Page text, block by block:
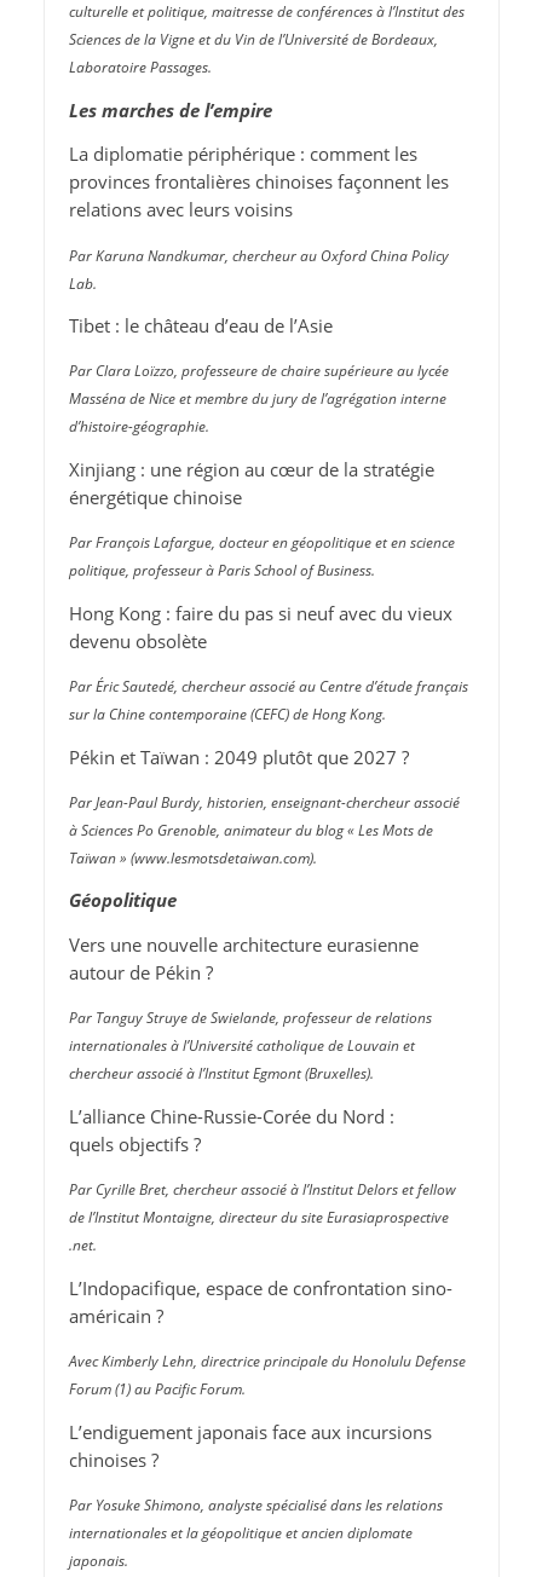
culturelle et politique, maitresse de conférences à l’Institut des
Sciences de la Vigne et du Vin de l’Université de Bordeaux,
Laboratoire Passages.
Les marches de l’empire
La diplomatie périphérique : comment les
provinces frontalières chinoises façonnent les
relations avec leurs voisins
Par Karuna Nandkumar, chercheur au Oxford China Policy
Lab.
Tibet : le château d’eau de l’Asie
Par Clara Loïzzo, professeure de chaire supérieure au lycée
Masséna de Nice et membre du jury de l’agrégation interne
d’histoire-géographie.
Xinjiang : une région au cœur de la stratégie
énergétique chinoise
Par François Lafargue, docteur en géopolitique et en science
politique, professeur à Paris School of Business.
Hong Kong : faire du pas si neuf avec du vieux
devenu obsolète
Par Éric Sautedé, chercheur associé au Centre d’étude français
sur la Chine contemporaine (CEFC) de Hong Kong.
Pékin et Taïwan : 2049 plutôt que 2027 ?
Par Jean-Paul Burdy, historien, enseignant-chercheur associé
à Sciences Po Grenoble, animateur du blog « Les Mots de
Taïwan » (www​.lesmotsdetaiwan​.com).
Géopolitique
Vers une nouvelle architecture eurasienne
autour de Pékin ?
Par Tanguy Struye de Swielande, professeur de relations
internationales à l’Université catholique de Louvain et
chercheur associé à l’Institut Egmont (Bruxelles).
L’alliance Chine-Russie-Corée du Nord :
quels objectifs ?
Par Cyrille Bret, chercheur associé à l’Institut Delors et fellow
de l’Institut Montaigne, directeur du site Eurasiaprospective​
.net.
L’Indopacifique, espace de confrontation sino-
américain ?
Avec Kimberly Lehn, directrice principale du Honolulu Defense
Forum (1) au Pacific Forum.
L’endiguement japonais face aux incursions
chinoises ?
Par Yosuke Shimono, analyste spécialisé dans les relations
internationales et la géopolitique et ancien diplomate
japonais.